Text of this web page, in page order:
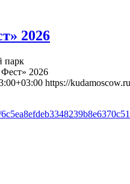
2026
парк
2026
https://